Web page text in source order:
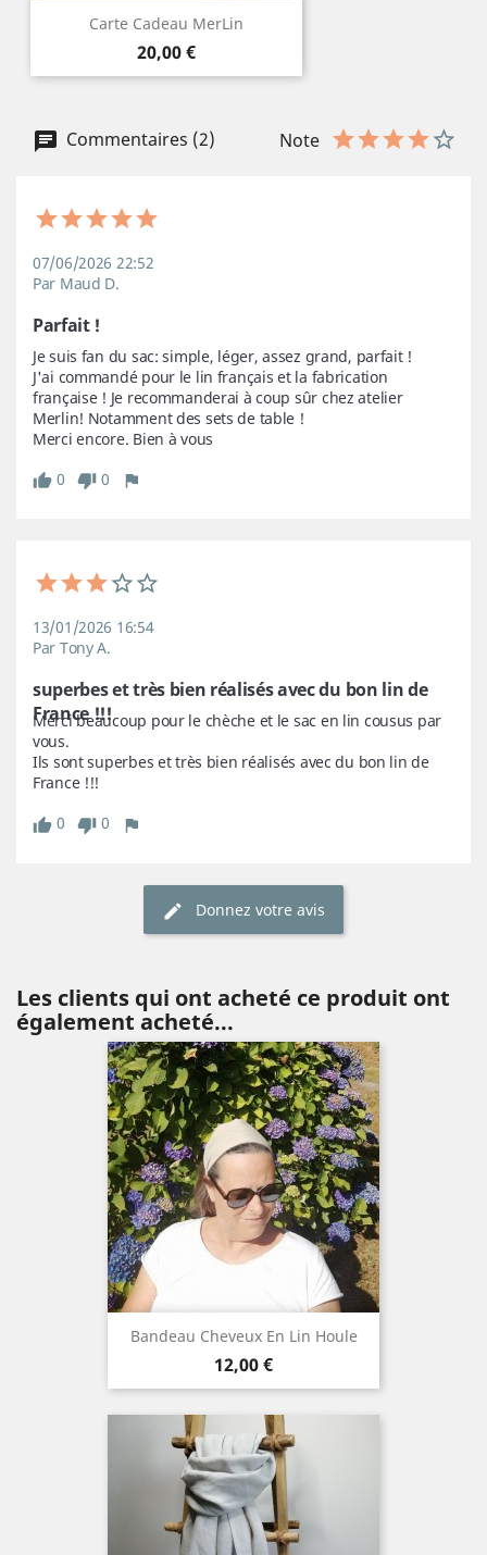
Carte Cadeau MerLin
Prix
20,00 €
Commentaires (2) Note
07/06/2026 22:52
Par Maud D.
Parfait !
Je suis fan du sac: simple, léger, assez grand, parfait !
J'ai commandé pour le lin français et la fabrication
française ! Je recommanderai à coup sûr chez atelier
Merlin! Notamment des sets de table !
Merci encore. Bien à vous
0
0
13/01/2026 16:54
Par Tony A.
superbes et très bien réalisés avec du bon lin de
France !!!
Merci beaucoup pour le chèche et le sac en lin cousus par
vous.
Ils sont superbes et très bien réalisés avec du bon lin de
0
0
Donnez votre avis
Les clients qui ont acheté ce produit ont
également acheté...
Bandeau Cheveux En Lin Houle
Prix
12,00 €